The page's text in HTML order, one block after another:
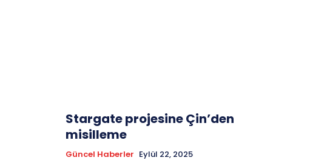
Stargate projesine Çin’den
misilleme
Güncel Haberler Eylül 22, 2025